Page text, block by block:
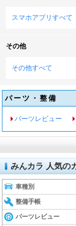
スマホアプリすべて
その他
その他すべて
パーツ・整備
パーツレビュー
みんカラ 人気の
車種別
整備手帳
パーツレビュー